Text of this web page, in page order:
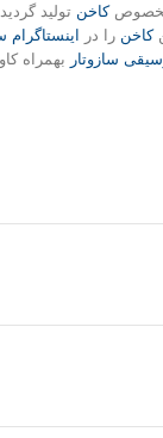
کاخن تولید
کاخن را در اینستاگرام
سازوتار بهمراه